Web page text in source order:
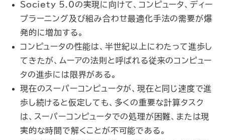
Society 5.0の実現に向けて、コンピュータ、ディー
プラーニング及び組み合わせ最適化手法の需要が爆
発的に増加する。
コンピュータの性能は、半世紀以上にわたって進歩し
てきたが、ムーアの法則と呼ばれる従来のコンピュー
タの進歩には限界がある。
現在のスーパーコンピュータが、現在と同じ速度で進
歩し続けると仮定しても、多くの重要な計算タスク
は、スーパーコンピュータでの処理が困難、または現
実的な時間で解くことが不可能である。